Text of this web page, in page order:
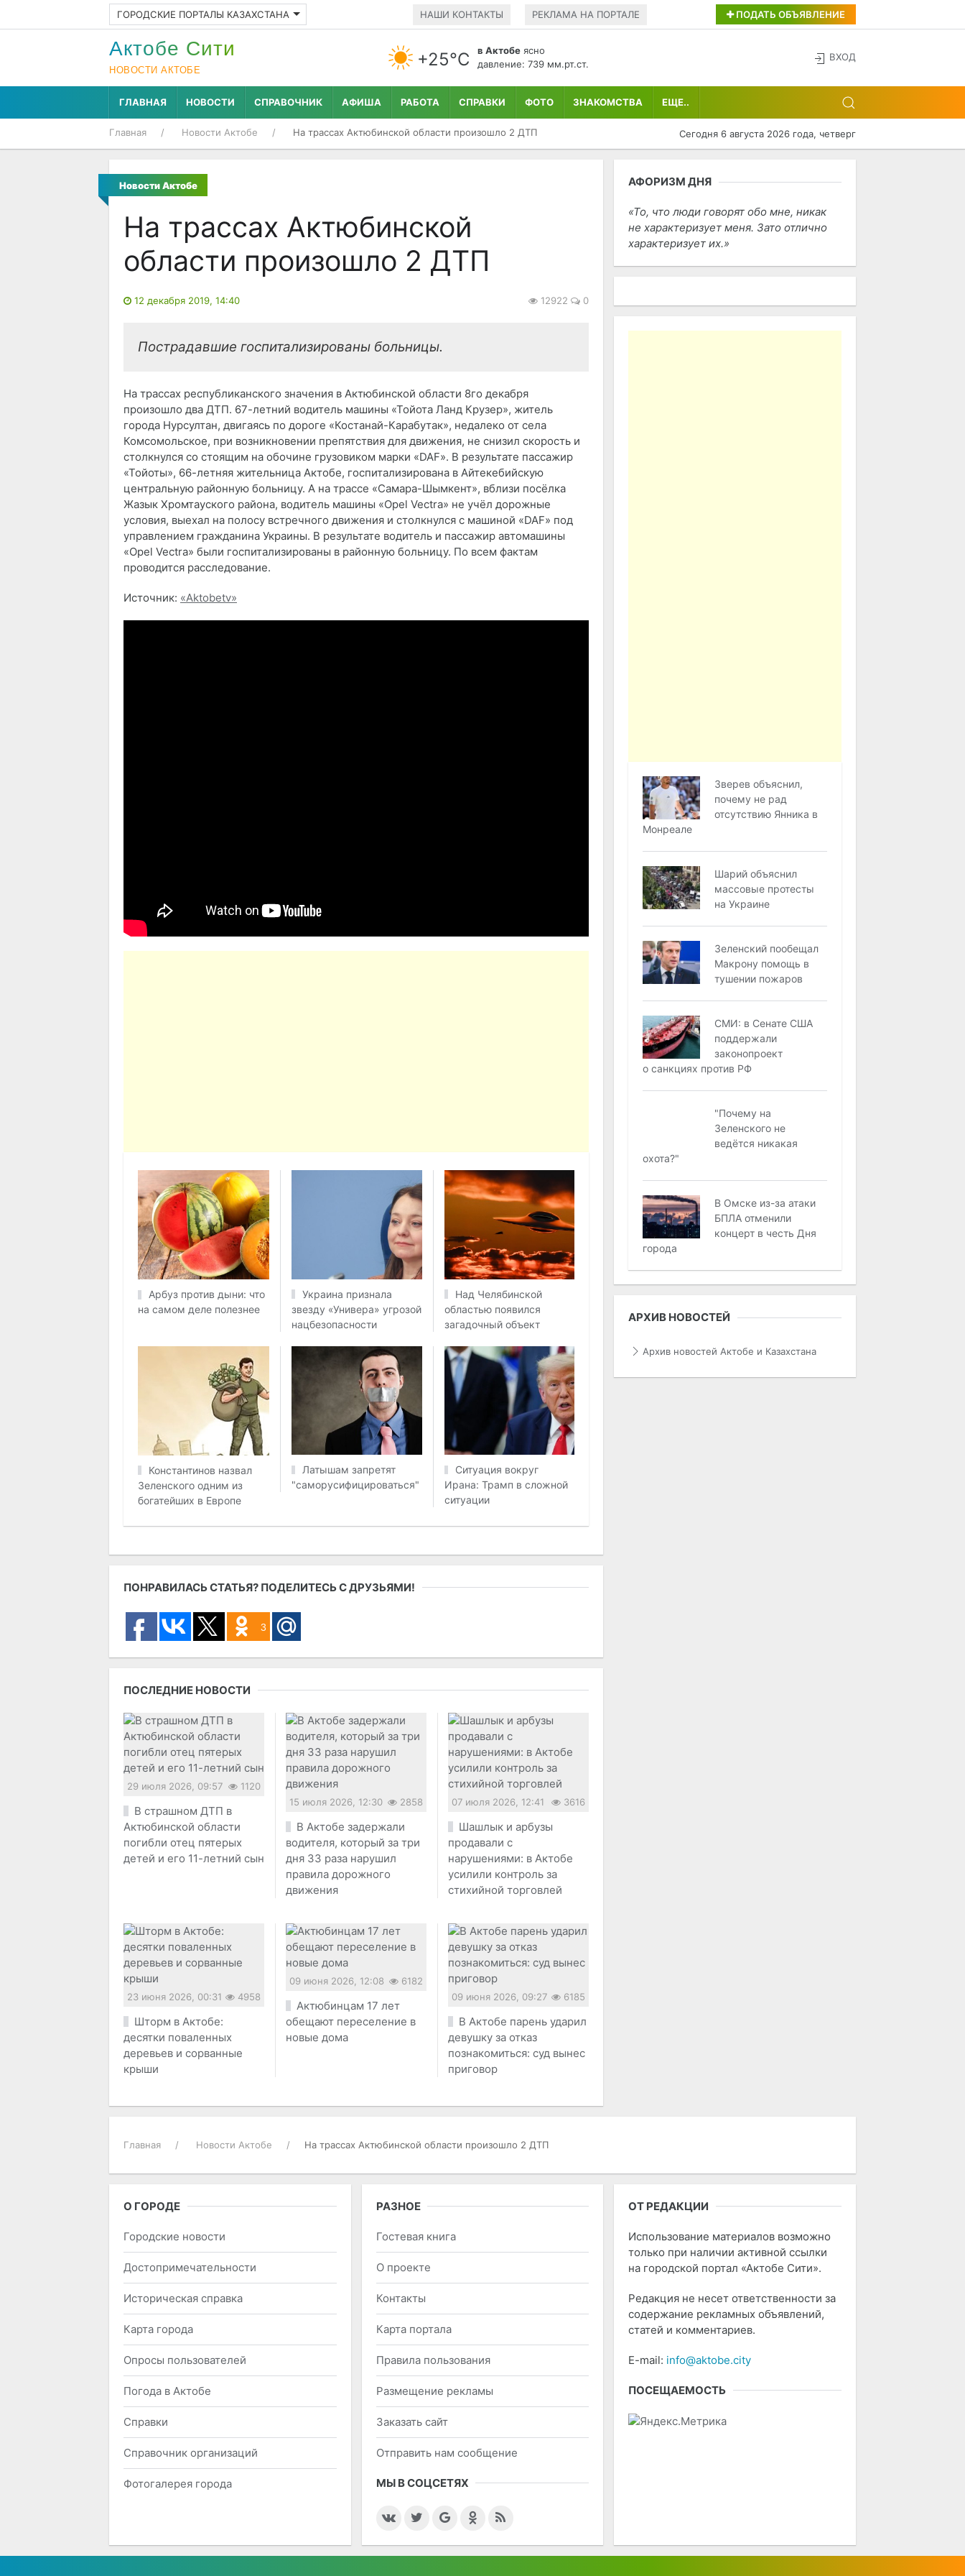
ГОРОДСКИЕ ПОРТАЛЫ КАЗАХСТАНА НАШИ КОНТАКТЫ РЕКЛАМА НА ПОРТАЛЕ ПОДАТЬ ОБЪЯВЛЕНИЕ
Актобе Cити
НОВОСТИ АКТОБЕ
+25°С в Актобе ясно
давление: 739 мм.рт.ст.
ВХОД
ГЛАВНАЯ НОВОСТИ СПРАВОЧНИК АФИША РАБОТА СПРАВКИ ФОТО ЗНАКОМСТВА ЕЩЕ..
Главная Новости Актобе На трассах Актюбинской области произошло 2 ДТП Сегодня 6 августа 2026 года, четверг
Новости Актобе
На трассах Актюбинской
области произошло 2 ДТП
12 декабря 2019, 14:40 12922 0
Пострадавшие госпитализированы больницы.
На трассах республиканского значения в Актюбинской области 8го декабря
произошло два ДТП. 67-летний водитель машины «Тойота Ланд Крузер», житель
города Нурсултан, двигаясь по дороге «Костанай-Карабутак», недалеко от села
Комсомольское, при возникновении препятствия для движения, не снизил скорость и
столкнулся со стоящим на обочине грузовиком марки «DAF». В результате пассажир
«Тойоты», 66-летняя жительница Актобе, госпитализирована в Айтекебийскую
центральную районную больницу. А на трассе «Самара-Шымкент», вблизи посёлка
Жазык Хромтауского района, водитель машины «Opel Vectra» не учёл дорожные
условия, выехал на полосу встречного движения и столкнулся с машиной «DAF» под
управлением гражданина Украины. В результате водитель и пассажир автомашины
«Opel Vectra» были госпитализированы в районную больницу. По всем фактам
проводится расследование.
Источник: «Aktobetv»
Арбуз против дыни: что
на самом деле полезнее
Украина признала
звезду «Универа» угрозой
нацбезопасности
Над Челябинской
областью появился
загадочный объект
Константинов назвал
Зеленского одним из
богатейших в Европе
Латышам запретят
"саморусифицироваться"
Ситуация вокруг
Ирана: Трамп в сложной
ситуации
ПОНРАВИЛАСЬ СТАТЬЯ? ПОДЕЛИТЕСЬ С ДРУЗЬЯМИ!
3
ПОСЛЕДНИЕ НОВОСТИ
29 июля 2026, 09:57 1120
В страшном ДТП в
Актюбинской области
погибли отец пятерых
детей и его 11-летний сын
15 июля 2026, 12:30 2858
В Актобе задержали
водителя, который за три
дня 33 раза нарушил
правила дорожного
движения
07 июля 2026, 12:41 3616
Шашлык и арбузы
продавали с
нарушениями: в Актобе
усилили контроль за
стихийной торговлей
23 июня 2026, 00:31 4958
Шторм в Актобе:
десятки поваленных
деревьев и сорванные
крыши
09 июня 2026, 12:08 6182
Актюбинцам 17 лет
обещают переселение в
новые дома
09 июня 2026, 09:27 6185
В Актобе парень ударил
девушку за отказ
познакомиться: суд вынес
приговор
АФОРИЗМ ДНЯ
То, что люди говорят обо мне, никак
не характеризует меня. Зато отлично
характеризует их.
Зверев объяснил,
почему не рад
отсутствию Янника в
Монреале
Шарий объяснил
массовые протесты
на Украине
Зеленский пообещал
Макрону помощь в
тушении пожаров
СМИ: в Сенате США
поддержали
законопроект
о санкциях против РФ
"Почему на
Зеленского не
ведётся никакая
охота?"
В Омске из-за атаки
БПЛА отменили
концерт в честь Дня
города
АРХИВ НОВОСТЕЙ
Архив новостей Актобе и Казахстана
Главная Новости Актобе На трассах Актюбинской области произошло 2 ДТП
О ГОРОДЕ
Городские новости
Достопримечательности
Историческая справка
Карта города
Опросы пользователей
Погода в Актобе
Справки
Справочник организаций
Фотогалерея города
РАЗНОЕ
Гостевая книга
О проекте
Контакты
Карта портала
Правила пользования
Размещение рекламы
Заказать сайт
Отправить нам сообщение
МЫ В СОЦСЕТЯХ
ОТ РЕДАКЦИИ
Использование материалов возможно
только при наличии активной ссылки
на городской портал «Актобе Сити».
Редакция не несет ответственности за
содержание рекламных объявлений,
статей и комментариев.
E-mail: info@aktobe.city
ПОСЕЩАЕМОСТЬ